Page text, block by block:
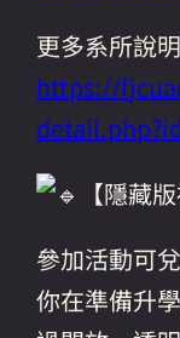
更多系所說
https://
【隱藏
參加活動可
你在準備升